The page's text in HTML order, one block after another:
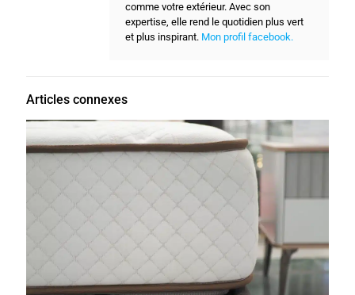
comme votre extérieur. Avec son
expertise, elle rend le quotidien plus vert
et plus inspirant. Mon profil facebook.
Articles connexes